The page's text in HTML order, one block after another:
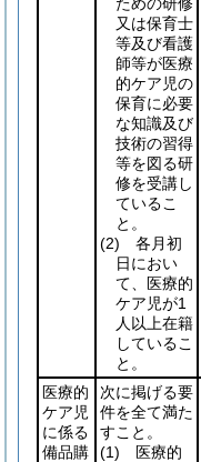
又は保育士
等及び看護
師等が医療
的ケア児の
保育に必要
な知識及び
技術の習得
等を図る研
修を受講し
ているこ
と。
(2) 各月初
日におい
て、医療的
ケア児が1
人以上在籍
しているこ
と。
医療的
ケア児
に係る
備品購
次に掲げる要
件を全て満た
すこと。
(1) 医療的